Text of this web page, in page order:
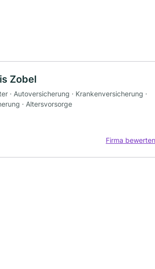
Zobel
· Autoversicherung · Krankenversicherung ·
· Altersvorsorge
Firma bewerten